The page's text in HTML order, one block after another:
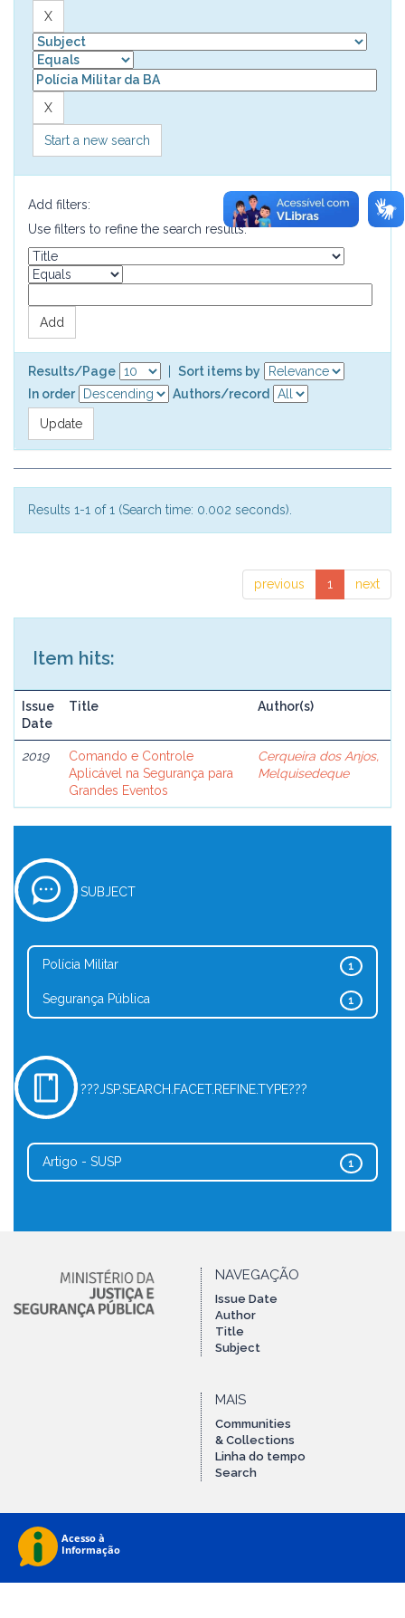
Start a new search
Add filters:
Use filters to refine the search results.
Results/Page
Sort items by
In order
Authors/record
Results 1-1 of 1 (Search time: 0.002 seconds).
previous 1 next
Item hits:
Issue
Date
Title Author(s)
2019
Comando e Controle
Aplicável na Segurança para
Grandes Eventos
Cerqueira dos Anjos,
Melquisedeque
SUBJECT
1
Polícia Militar
1
Segurança Pública
???JSP.SEARCH.FACET.REFINE.TYPE???
1
Artigo - SUSP
NAVEGAÇÃO
Issue Date
Author
Title
Subject
MAIS
Communities
& Collections
Linha do tempo
Search